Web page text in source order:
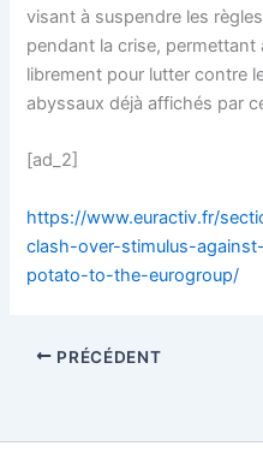
visant à suspendre les
pendant la crise,
librement pour lutter contre
abyssaux déjà affichés par
[ad_2]
https://www.euractiv.fr/
clash-over-stimulus-
potato-to-the-eurogroup/
PRÉCÉDENT